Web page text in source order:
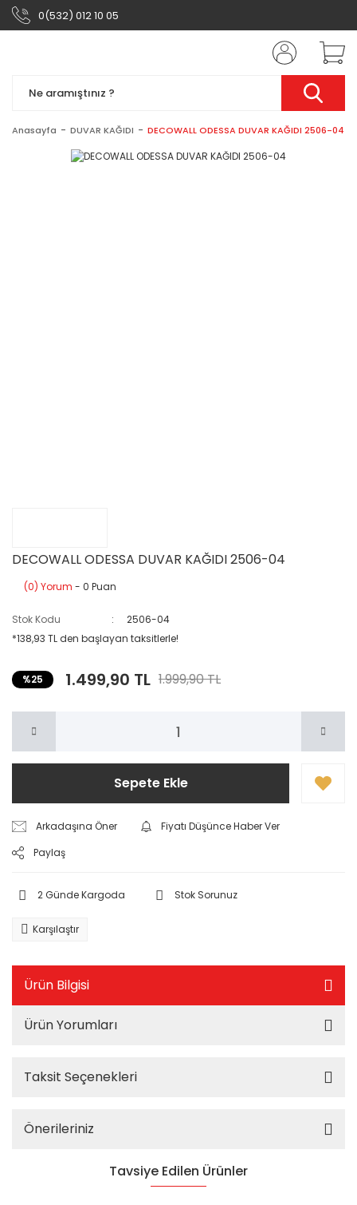
0(532) 012 10 05
Anasayfa DUVAR KAĞIDI DECOWALL ODESSA DUVAR KAĞIDI 2506-04
DECOWALL ODESSA DUVAR KAĞIDI 2506-04
(0) Yorum - 0 Puan
Stok Kodu
2506-04
*138,93 TL den başlayan taksitlerle!
%25 1.499,90 TL 1.999,90 TL
Sepete Ekle
Arkadaşına Öner
Fiyatı Düşünce Haber Ver
Paylaş
2 Günde Kargoda Stok Sorunuz
Karşılaştır
Ürün Bilgisi
Ürün Yorumları
Taksit Seçenekleri
Önerileriniz
Tavsiye Edilen Ürünler